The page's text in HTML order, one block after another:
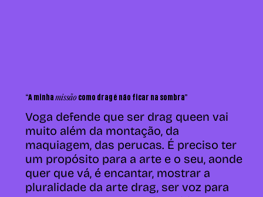
“A minhamissão como drag é não ficar na sombra”
Voga defende que ser drag queen vai
muito além da montação, da
maquiagem, das perucas. É preciso ter
um propósito para a arte e o seu, aonde
quer que vá, é encantar, mostrar a
pluralidade da arte drag, ser voz para